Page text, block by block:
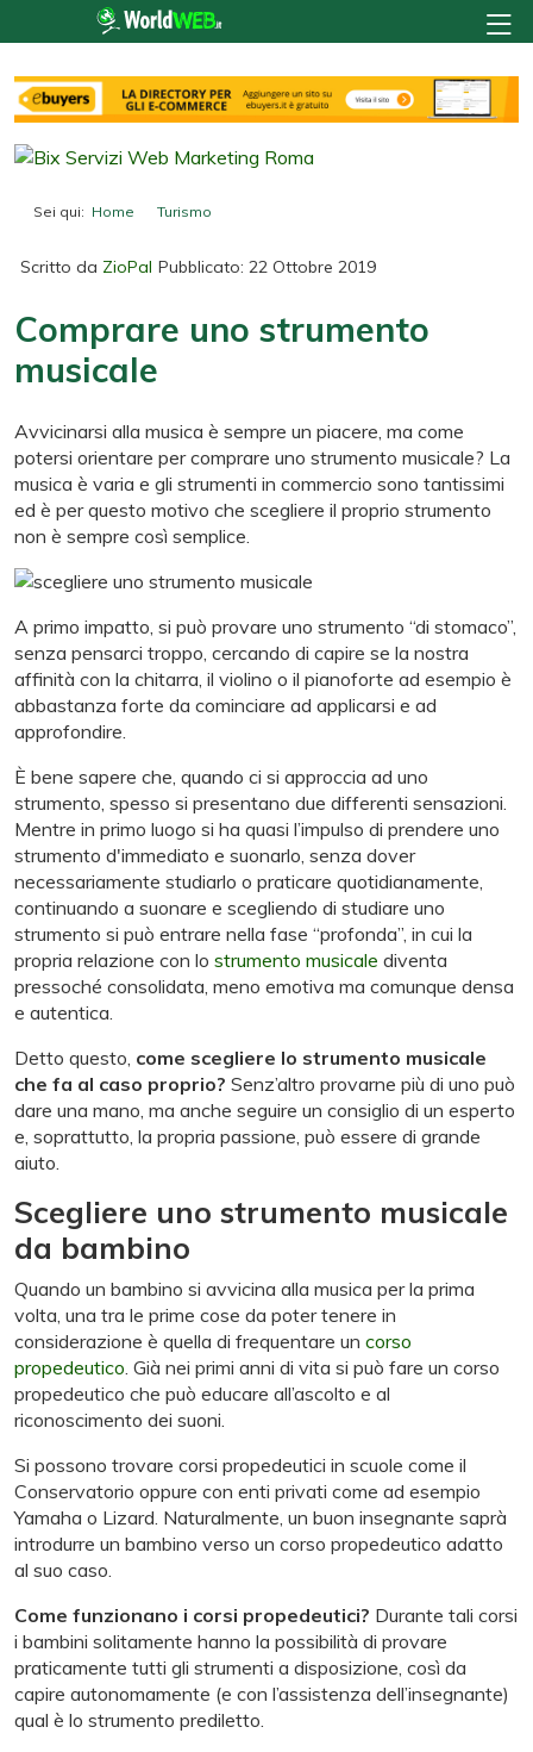
Sei qui: Home Turismo
Scritto da ZioPal Pubblicato: 22 Ottobre 2019
Comprare uno strumento
musicale
Avvicinarsi alla musica è sempre un piacere, ma come
potersi orientare per comprare uno strumento musicale? La
musica è varia e gli strumenti in commercio sono tantissimi
ed è per questo motivo che scegliere il proprio strumento
non è sempre così semplice.
A primo impatto, si può provare uno strumento “di stomaco”,
senza pensarci troppo, cercando di capire se la nostra
affinità con la chitarra, il violino o il pianoforte ad esempio è
abbastanza forte da cominciare ad applicarsi e ad
approfondire.
È bene sapere che, quando ci si approccia ad uno
strumento, spesso si presentano due differenti sensazioni.
Mentre in primo luogo si ha quasi l’impulso di prendere uno
strumento d'immediato e suonarlo, senza dover
necessariamente studiarlo o praticare quotidianamente,
continuando a suonare e scegliendo di studiare uno
strumento si può entrare nella fase “profonda”, in cui la
propria relazione con lo strumento musicale diventa
pressoché consolidata, meno emotiva ma comunque densa
e autentica.
Detto questo, come scegliere lo strumento musicale
che fa al caso proprio? Senz’altro provarne più di uno può
dare una mano, ma anche seguire un consiglio di un esperto
e, soprattutto, la propria passione, può essere di grande
aiuto.
Scegliere uno strumento musicale
da bambino
Quando un bambino si avvicina alla musica per la prima
volta, una tra le prime cose da poter tenere in
considerazione è quella di frequentare un corso
propedeutico. Già nei primi anni di vita si può fare un corso
propedeutico che può educare all’ascolto e al
riconoscimento dei suoni.
Si possono trovare corsi propedeutici in scuole come il
Conservatorio oppure con enti privati come ad esempio
Yamaha o Lizard. Naturalmente, un buon insegnante saprà
introdurre un bambino verso un corso propedeutico adatto
al suo caso.
Come funzionano i corsi propedeutici? Durante tali corsi
i bambini solitamente hanno la possibilità di provare
praticamente tutti gli strumenti a disposizione, così da
capire autonomamente (e con l’assistenza dell’insegnante)
qual è lo strumento prediletto.